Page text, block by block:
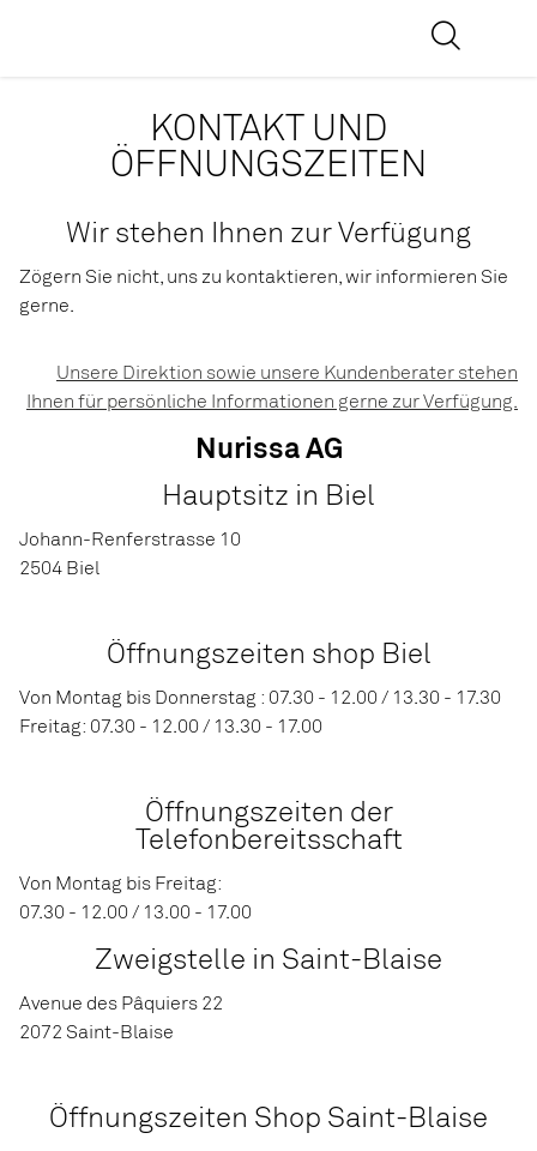
KONTAKT UND
ÖFFNUNGSZEITEN
Wir stehen Ihnen zur Verfügung
Zögern Sie nicht, uns zu kontaktieren, wir informieren Sie
gerne.
Unsere Direktion sowie unsere Kundenberater stehen
Ihnen für persönliche Informationen gerne zur Verfügung.
Nurissa AG
Hauptsitz in Biel
Johann-Renferstrasse 10
2504 Biel
Öffnungszeiten shop Biel
Von Montag bis Donnerstag : 07.30 - 12.00 / 13.30 - 17.30
Freitag: 07.30 - 12.00 / 13.30 - 17.00
Öffnungszeiten der
Telefonbereitsschaft
Von Montag bis Freitag:
07.30 - 12.00 / 13.00 - 17.00
Zweigstelle in Saint-Blaise
Avenue des Pâquiers 22
2072 Saint-Blaise
Öffnungszeiten Shop Saint-Blaise